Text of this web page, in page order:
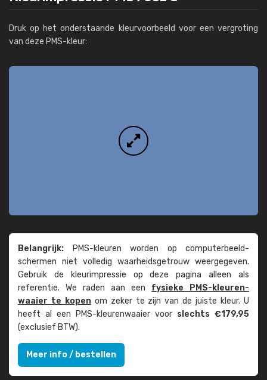
Druk op het onderstaande kleurvoorbeeld voor een vergroting
van deze PMS-kleur:
Belangrijk: PMS-kleuren worden op computer­beeld­
schermen niet volledig waarheids­­getrouw weer­gegeven.
Gebruik de kleur­impressie op deze pagina alleen als
referentie. We raden aan een fysieke PMS-kleuren­
waaier te kopenom zeker te zijn van de juiste kleur. U
heeft al een PMS-kleuren­waaier voor slechts €179,95
(exclusief BTW).
Meer info / bestellen